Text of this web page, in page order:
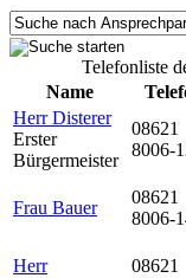
Telefonliste
Name
Herr Disterer
Erster
Bürgermeister
08621
8006-
Frau Bauer
08621
8006-
Herr
08621